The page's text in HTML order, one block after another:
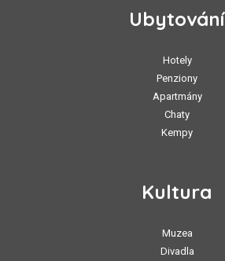
Ubytování
Hotely
Penziony
Apartmány
Chaty
Kempy
Kultura
Muzea
Divadla